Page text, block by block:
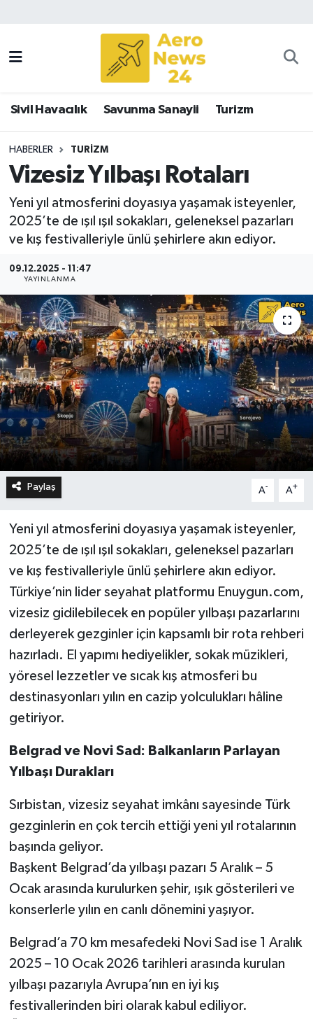
Sivil Havacılık Savunma Sanayii Turizm
HABERLER TURIZM
Vizesiz Yılbaşı Rotaları
Yeni yıl atmosferini doyasıya yaşamak isteyenler,
2025’te de ışıl ışıl sokakları, geleneksel pazarları
ve kış festivalleriyle ünlü şehirlere akın ediyor.
09.12.2025 - 11:47
YAYINLANMA
Paylaş A- A+
Yeni yıl atmosferini doyasıya yaşamak isteyenler,
2025’te de ışıl ışıl sokakları, geleneksel pazarları
ve kış festivalleriyle ünlü şehirlere akın ediyor.
Türkiye’nin lider seyahat platformu Enuygun.com,
vizesiz gidilebilecek en popüler yılbaşı pazarlarını
derleyerek gezginler için kapsamlı bir rota rehberi
hazırladı. El yapımı hediyelikler, sokak müzikleri,
yöresel lezzetler ve sıcak kış atmosferi bu
destinasyonları yılın en cazip yolculukları hâline
getiriyor.
Belgrad ve Novi Sad: Balkanların Parlayan
Yılbaşı Durakları
Sırbistan, vizesiz seyahat imkânı sayesinde Türk
gezginlerin en çok tercih ettiği yeni yıl rotalarının
başında geliyor.
Başkent Belgrad’da yılbaşı pazarı 5 Aralık – 5
Ocak arasında kurulurken şehir, ışık gösterileri ve
konserlerle yılın en canlı dönemini yaşıyor.
Belgrad’a 70 km mesafedeki Novi Sad ise 1 Aralık
2025 – 10 Ocak 2026 tarihleri arasında kurulan
yılbaşı pazarıyla Avrupa’nın en iyi kış
festivallerinden biri olarak kabul ediliyor.